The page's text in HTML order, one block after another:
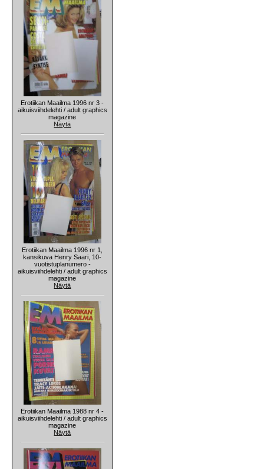
Erotiikan Maailma 1996 nr 3 -
aikuisviihdelehti / adult graphics
magazine
Näytä
Erotiikan Maailma 1996 nr 1,
kansikuva Henry Saari, 10-
vuotistuplanumero -
aikuisviihdelehti / adult graphics
magazine
Näytä
Erotiikan Maailma 1988 nr 4 -
aikuisviihdelehti / adult graphics
magazine
Näytä